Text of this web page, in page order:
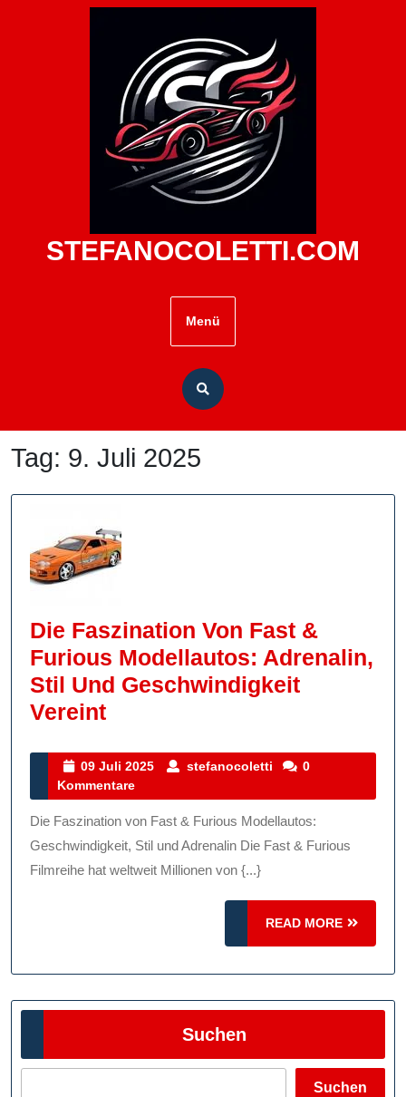
STEFANOCOLETTI.COM
Menü
Tag: 9. Juli 2025
Die Faszination Von Fast &
Furious Modellautos: Adrenalin,
Stil Und Geschwindigkeit
VereintDie
Von
Fast
&
Furious
Modellautos:
Geschwindigkeit
Vereint
09 Juli 2025
09
2025
stefanocoletti stefanocoletti
0
Kommentare
Die Faszination von Fast & Furious Modellautos:
Geschwindigkeit, Stil und Adrenalin Die Fast & Furious
Filmreihe hat weltweit Millionen von {...}
READ MORE
READ
MORE
Suchen
Suchen